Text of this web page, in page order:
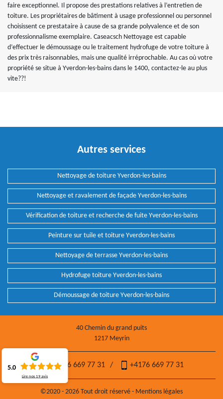
faire exceptionnel. Il propose des prestations relatives à l’entretien de
toiture. Les propriétaires de bâtiment à usage professionnel ou personnel
choisissent ce prestataire à cause de sa grande polyvalence et de son
professionnalisme exemplaire. Caseacsch Nettoyage est capable
d’effectuer le démoussage ou le traitement hydrofuge de votre toiture à
des prix très raisonnables, mais une qualité irréprochable. Au cas où votre
propriété se situe à Yverdon-les-bains dans le 1400, contactez-le au plus
vite??!
Autres services
Nettoyage de toiture Yverdon-les-bains
Nettoyage et ravalement de façade Yverdon-les-bains
Vérification de toiture et recherche de fuite Yverdon-les-bains
Peinture sur tuile et toiture Yverdon-les-bains
Nettoyage de terrasse Yverdon-les-bains
Hydrofuge toiture Yverdon-les-bains
Démoussage de toiture Yverdon-les-bains
40 Chemin du grand puits
1217 Meyrin
+4176 669 77 31 / +4176 669 77 31
©2020 - 2026 Tout droit réservé - Mentions légales
5.0
Lire nos19 avis